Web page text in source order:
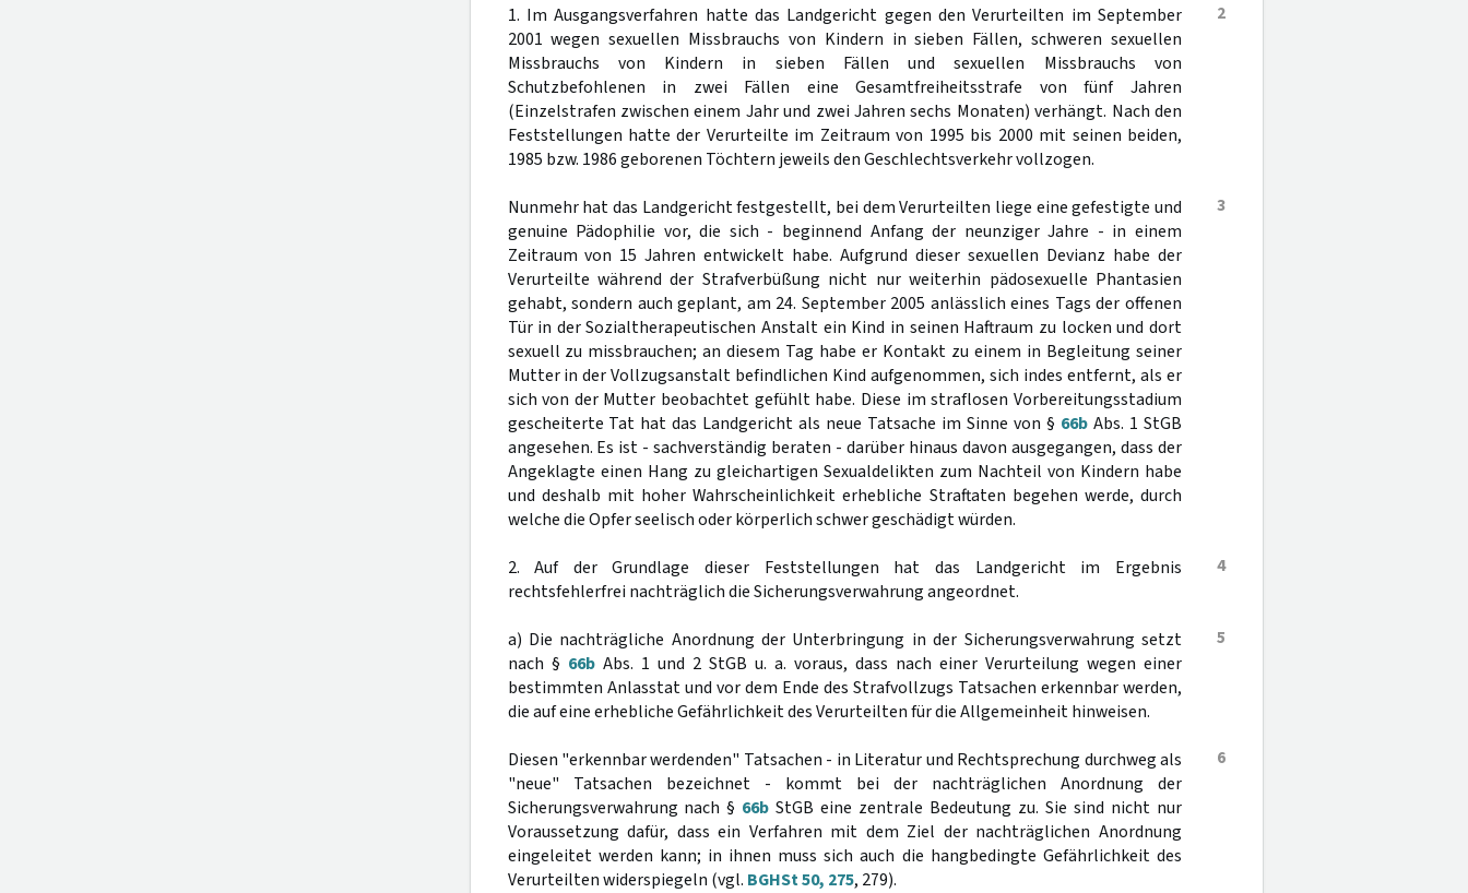
2
1. Im Ausgangsverfahren hatte das Landgericht gegen den Verurteilten im September
2001 wegen sexuellen Missbrauchs von Kindern in sieben Fällen, schweren sexuellen
Missbrauchs von Kindern in sieben Fällen und sexuellen Missbrauchs von
Schutzbefohlenen in zwei Fällen eine Gesamtfreiheitsstrafe von fünf Jahren
(Einzelstrafen zwischen einem Jahr und zwei Jahren sechs Monaten) verhängt. Nach den
Feststellungen hatte der Verurteilte im Zeitraum von 1995 bis 2000 mit seinen beiden,
1985 bzw. 1986 geborenen Töchtern jeweils den Geschlechtsverkehr vollzogen.
3
Nunmehr hat das Landgericht festgestellt, bei dem Verurteilten liege eine gefestigte und
genuine Pädophilie vor, die sich - beginnend Anfang der neunziger Jahre - in einem
Zeitraum von 15 Jahren entwickelt habe. Aufgrund dieser sexuellen Devianz habe der
Verurteilte während der Strafverbüßung nicht nur weiterhin pädosexuelle Phantasien
gehabt, sondern auch geplant, am 24. September 2005 anlässlich eines Tags der offenen
Tür in der Sozialtherapeutischen Anstalt ein Kind in seinen Haftraum zu locken und dort
sexuell zu missbrauchen; an diesem Tag habe er Kontakt zu einem in Begleitung seiner
Mutter in der Vollzugsanstalt befindlichen Kind aufgenommen, sich indes entfernt, als er
sich von der Mutter beobachtet gefühlt habe. Diese im straflosen Vorbereitungsstadium
gescheiterte Tat hat das Landgericht als neue Tatsache im Sinne von § 66b Abs. 1 StGB
angesehen. Es ist - sachverständig beraten - darüber hinaus davon ausgegangen, dass der
Angeklagte einen Hang zu gleichartigen Sexualdelikten zum Nachteil von Kindern habe
und deshalb mit hoher Wahrscheinlichkeit erhebliche Straftaten begehen werde, durch
welche die Opfer seelisch oder körperlich schwer geschädigt würden.
4
2. Auf der Grundlage dieser Feststellungen hat das Landgericht im Ergebnis
rechtsfehlerfrei nachträglich die Sicherungsverwahrung angeordnet.
5
a) Die nachträgliche Anordnung der Unterbringung in der Sicherungsverwahrung setzt
nach § 66bAbs. 1 und 2 StGB u. a. voraus, dass nach einer Verurteilung wegen einer
bestimmten Anlasstat und vor dem Ende des Strafvollzugs Tatsachen erkennbar werden,
die auf eine erhebliche Gefährlichkeit des Verurteilten für die Allgemeinheit hinweisen.
6
Diesen "erkennbar werdenden" Tatsachen - in Literatur und Rechtsprechung durchweg als
"neue" Tatsachen bezeichnet - kommt bei der nachträglichen Anordnung der
Sicherungsverwahrung nach § 66b StGB eine zentrale Bedeutung zu. Sie sind nicht nur
Voraussetzung dafür, dass ein Verfahren mit dem Ziel der nachträglichen Anordnung
eingeleitet werden kann; in ihnen muss sich auch die hangbedingte Gefährlichkeit des
Verurteilten widerspiegeln (vgl. BGHSt 50, 275, 279).